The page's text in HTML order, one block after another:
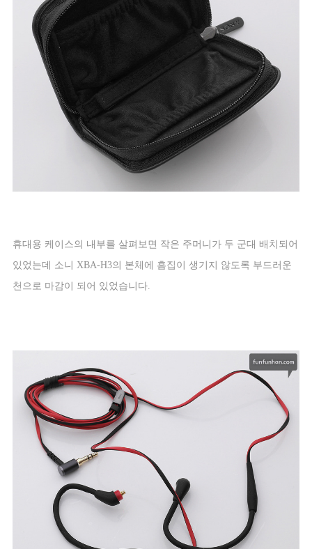
휴대용 케이스의 내부를 살펴보면 작은 주머니가 두 군대 배치되어
있었는데 소니 XBA-H3의 본체에 흠집이 생기지 않도록 부드러운
천으로 마감이 되어 있었습니다.